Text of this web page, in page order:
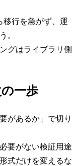
移行を急がず、運
。
グはライブラリ側
一歩
があるか」で切り
要がない検証用途
式だけを変えるな